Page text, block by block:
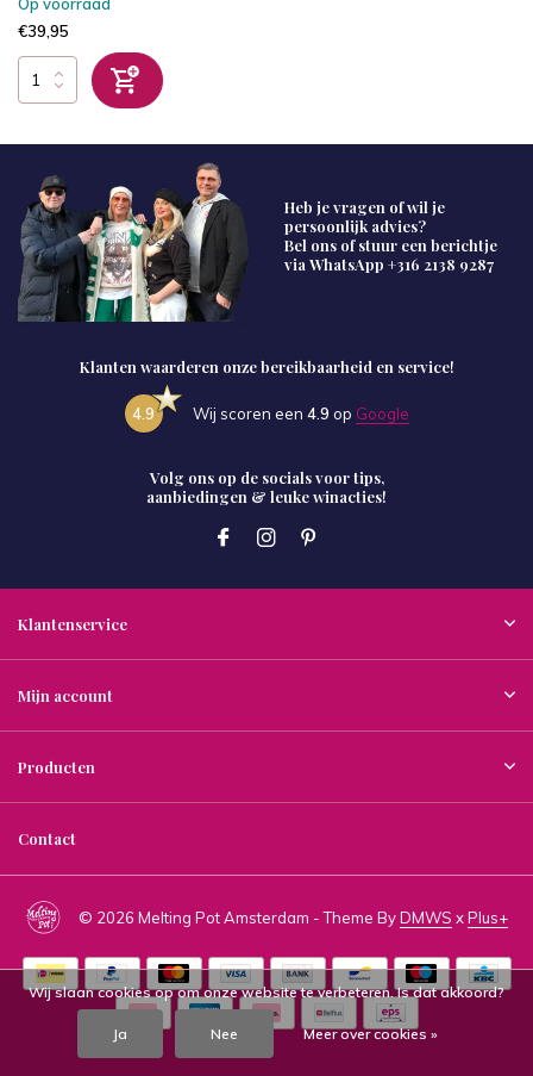
€39,95
Heb je vragen of wil je
persoonlijk advies?
Bel ons of stuur een berichtje
via WhatsApp +316 2138 9287
Klanten waarderen onze bereikbaarheid en service!
4.9 Wij scoren een 4.9 op Google
Volg ons op de socials voor tips,
aanbiedingen & leuke winacties!
Klantenservice
Mijn account
Producten
Contact
© 2026 Melting Pot Amsterdam - Theme ByDMWS xPlus+
Wij slaan cookies op om onze website te verbeteren. Is dat akkoord?
Ja Nee Meer over cookies »